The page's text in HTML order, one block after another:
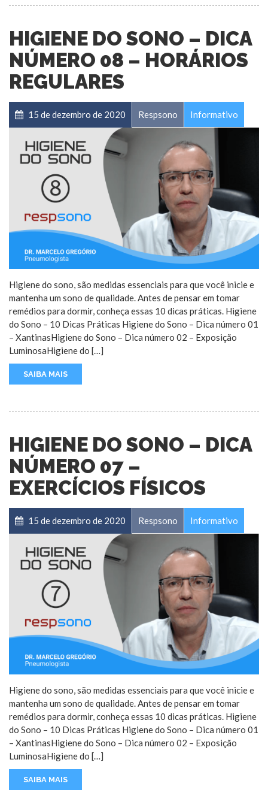
HIGIENE DO SONO – DICA
NÚMERO 08 – HORÁRIOS
REGULARES
15 de dezembro de 2020 Respsono Informativo
Higiene do sono, são medidas essenciais para que você inicie e
mantenha um sono de qualidade. Antes de pensar em tomar
remédios para dormir, conheça essas 10 dicas práticas. Higiene
do Sono – 10 Dicas Práticas Higiene do Sono – Dica número 01
– XantinasHigiene do Sono – Dica número 02 – Exposição
LuminosaHigiene do […]
SAIBA MAIS
HIGIENE DO SONO – DICA
NÚMERO 07 –
EXERCÍCIOS FÍSICOS
15 de dezembro de 2020 Respsono Informativo
Higiene do sono, são medidas essenciais para que você inicie e
mantenha um sono de qualidade. Antes de pensar em tomar
remédios para dormir, conheça essas 10 dicas práticas. Higiene
do Sono – 10 Dicas Práticas Higiene do Sono – Dica número 01
– XantinasHigiene do Sono – Dica número 02 – Exposição
LuminosaHigiene do […]
SAIBA MAIS